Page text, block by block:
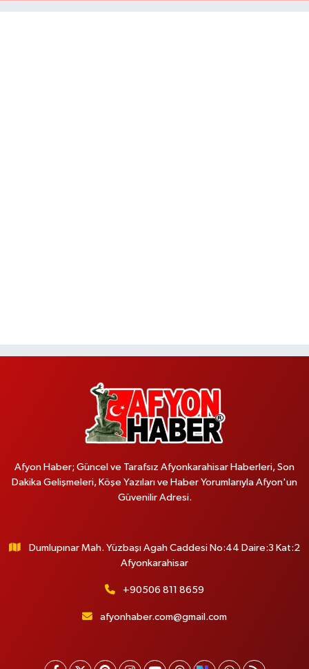
Afyon Haber; Güncel ve Tarafsız Afyonkarahisar Haberleri, Son
Dakika Gelişmeleri, Köşe Yazıları ve Haber Yorumlarıyla Afyon'un
Güvenilir Adresi.
Dumlupınar Mah. Yüzbaşı Agah Caddesi No:44 Daire:3 Kat:2
Afyonkarahisar
+90506 811 8659
afyonhaber.com@gmail.com